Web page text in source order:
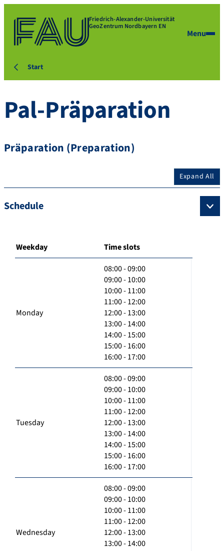
Friedrich-Alexander-Universität
GeoZentrum Nordbayern EN
Menu
Start
Pal-Präparation
Präparation (Preparation)
Expand All
Schedule
Weekday Time slots
Monday
08:00 - 09:00
09:00 - 10:00
10:00 - 11:00
11:00 - 12:00
12:00 - 13:00
13:00 - 14:00
14:00 - 15:00
15:00 - 16:00
16:00 - 17:00
Tuesday
08:00 - 09:00
09:00 - 10:00
10:00 - 11:00
11:00 - 12:00
12:00 - 13:00
13:00 - 14:00
14:00 - 15:00
15:00 - 16:00
16:00 - 17:00
Wednesday
08:00 - 09:00
09:00 - 10:00
10:00 - 11:00
11:00 - 12:00
12:00 - 13:00
13:00 - 14:00